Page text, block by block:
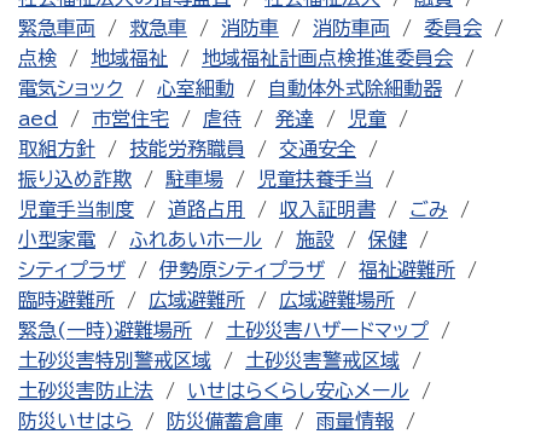
緊急車両
救急車 消防車 消防車両
委員会
点検
地域福祉
地域福祉計画点検推進委員会
電気ショック
心室細動
自動体外式除細動器
aed
市営住宅 虐待 発達
児童
取組方針
技能労務職員
交通安全
振り込め詐欺
駐車場
児童扶養手当
児童手当制度
道路占用 収入証明書
ごみ
小型家電
ふれあいホール 施設
保健
シティプラザ
伊勢原シティプラザ
福祉避難所
臨時避難所
広域避難所
広域避難場所
緊急(一時)避難場所
土砂災害ハザードマップ
土砂災害特別警戒区域
土砂災害警戒区域
土砂災害防止法
いせはらくらし安心メール
防災いせはら
防災備蓄倉庫
雨量情報